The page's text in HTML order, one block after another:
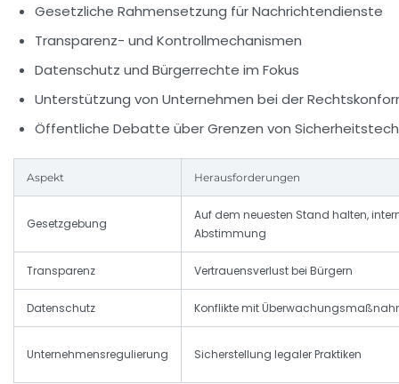
Gesetzliche Rahmensetzung für Nachrichtendienste
Transparenz- und Kontrollmechanismen
Datenschutz und Bürgerrechte im Fokus
Unterstützung von Unternehmen bei der
Öffentliche Debatte über Grenzen von
Aspekt Herausforderungen
Gesetzgebung
Auf dem neuesten Stand halten,
Abstimmung
Transparenz Vertrauensverlust bei Bürgern
Datenschutz Konflikte mit
Unternehmensregulierung Sicherstellung legaler Praktiken